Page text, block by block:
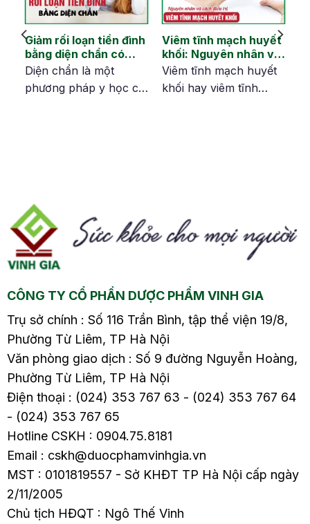
Giảm rối loạn tiền đình
bằng diện chẩn có
hiệu quả không?
Diện chẩn là một
phương pháp y học cổ
mang lại hiệu quả cao
trong việc giảm chóng
mặt, buồn nôn và cải
thiện sức khỏe. Hãy
cách chữa rối loạn tiền
đình bằng diện chẩn
trong bài viết này.
Viêm tĩnh mạch huyết
khối: Nguyên nhân và
tránh biến chứng
Viêm tĩnh mạch huyết
khối hay viêm tĩnh
hưởng. Tìm hiểu
nguyên nhân, biến
chứng và cách điều trị
từ sớm trong bài viết
sau nhé.
CÔNG TY CỔ PHẦN DƯỢC PHẨM VINH GIA
Trụ sở chính : Số 116 Trần Bình, tập thể viện 19/8,
Phường Từ Liêm, TP Hà Nội
Văn phòng giao dịch : Số 9 đường Nguyễn Hoàng,
Phường Từ Liêm, TP Hà Nội
Điện thoại : (024) 353 767 63 - (024) 353 767 64
- (024) 353 767 65
Hotline CSKH : 0904.75.8181
Email : cskh@duocphamvinhgia.vn
MST : 0101819557 - Sở KHĐT TP Hà Nội cấp ngày
2/11/2005
Chủ tịch HĐQT : Ngô Thế Vinh